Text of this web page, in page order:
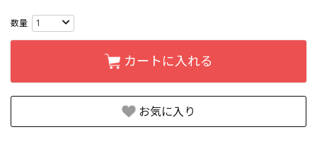
お気に入り
カートに入れる